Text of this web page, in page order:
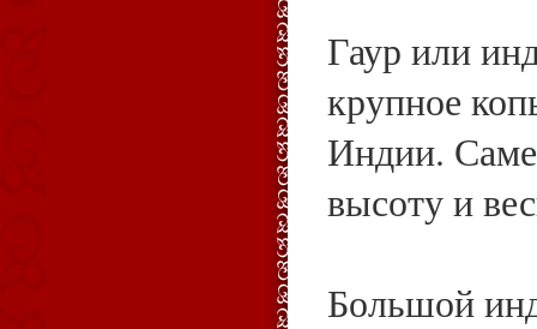
Гаур или
крупное
Индии.
высоту и
Большой